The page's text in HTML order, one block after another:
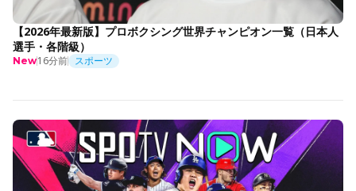
【2026年最新版】プロボクシング世界チャンピオン一覧（日本人
選手・各階級）
New16分前 スポーツ